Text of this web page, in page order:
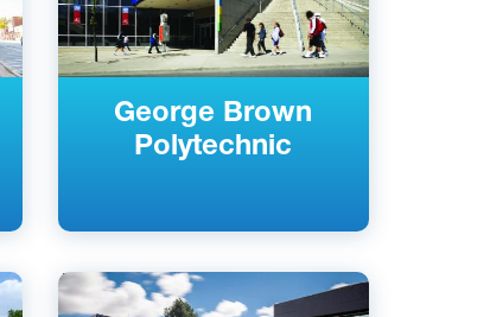
George Brown
Polytechnic
Английский
Ванкувер, Канада